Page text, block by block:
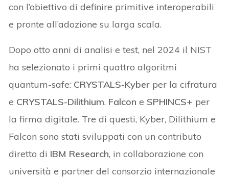
con l’obiettivo di definire primitive interoperabili
e pronte all’adozione su larga scala.
Dopo otto anni di analisi e test, nel 2024 il NIST
ha selezionato i primi quattro algoritmi
quantum-safe: CRYSTALS-Kyber per la cifratura
e CRYSTALS-Dilithium, Falcon e SPHINCS+ per
la firma digitale. Tre di questi, Kyber, Dilithium e
Falcon sono stati sviluppati con un contributo
diretto di IBM Research, in collaborazione con
università e partner del consorzio internazionale